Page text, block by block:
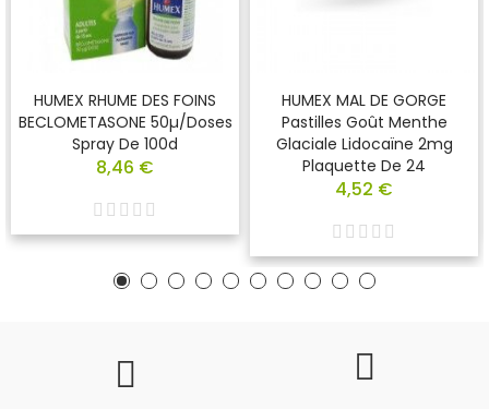
HUMEX RHUME DES FOINS
BECLOMETASONE 50µ/doses
Spray De 100d
8,46 €
HUMEX MAL DE GORGE
Pastilles Goût Menthe
Glaciale Lidocaïne 2mg
Plaquette De 24
4,52 €